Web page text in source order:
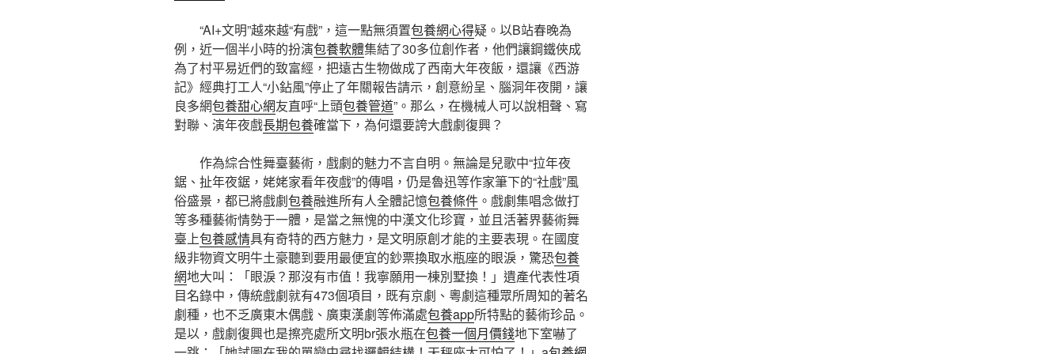
“AI+文明”越來越“有戲”，這一點無須置包養網心得疑。以B站春晚為
例，近一個半小時的扮演包養軟體集結了30多位創作者，他們讓鋼鐵俠成
為了村平易近們的致富經，把遠古生物做成了西南大年夜飯，還讓《西游
記》經典打工人“小鉆風”停止了年關報告請示，創意紛呈、腦洞年夜開，讓
良多網包養甜心網友直呼“上頭包養管道”。那么，在機械人可以說相聲、寫
對聯、演年夜戲長期包養確當下，為何還要誇大戲劇復興？
作為綜合性舞臺藝術，戲劇的魅力不言自明。無論是兒歌中“拉年夜
鋸、扯年夜鋸，姥姥家看年夜戲”的傳唱，仍是魯迅等作家筆下的“社戲”風
俗盛景，都已將戲劇包養融進所有人全體記憶包養條件 。戲劇集唱念做打
等多種藝術情勢于一體，是當之無愧的中漢文化珍寶，並且活著界藝術舞
臺上包養感情具有奇特的西方魅力，是文明原創才能的主要表現。在國度
級非物資文明牛土豪聽到要用最便宜的鈔票換取水瓶座的眼淚，驚恐包養
網地大叫：「眼淚？那沒有市值！我寧願用一棟別墅換！」遺產代表性項
目名錄中，傳統戲劇就有473個項目，既有京劇、粵劇這種眾所周知的著名
劇種，也不乏廣東木偶戲、廣東漢劇等佈滿處包養app所特點的藝術珍品。
是以，戲劇復興也是擦亮處所文明br張水瓶在包養一個月價錢地下室嚇了